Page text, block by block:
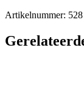
Artikelnummer: 528